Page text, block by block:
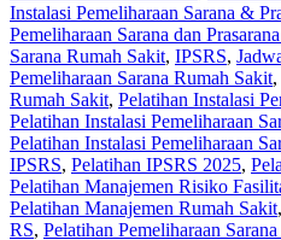
Instalasi Pemeliharaan Sarana &
Pemeliharaan Sarana dan
Sarana Rumah Sakit, IPSRS,
Pemeliharaan Sarana Rumah Sakit,
Rumah Sakit, Pelatihan Instalasi
Pelatihan Instalasi Pemeliharaan
Pelatihan Instalasi Pemeliharaan
IPSRS, Pelatihan IPSRS 2025,
Pelatihan Manajemen Risiko
Pelatihan Manajemen Rumah Sakit,
RS, Pelatihan Pemeliharaan